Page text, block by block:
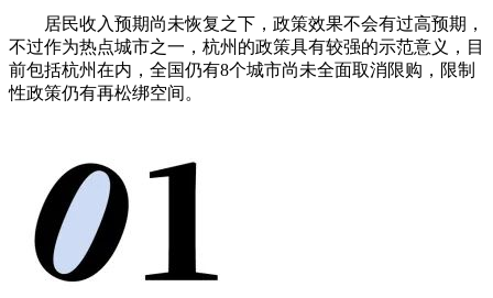
居民收入预期尚未恢复之下，政策效果不会有过高预期，
不过作为热点城市之一，杭州的政策具有较强的示范意义，目
前包括杭州在内，全国仍有8个城市尚未全面取消限购，限制
性政策仍有再松绑空间。